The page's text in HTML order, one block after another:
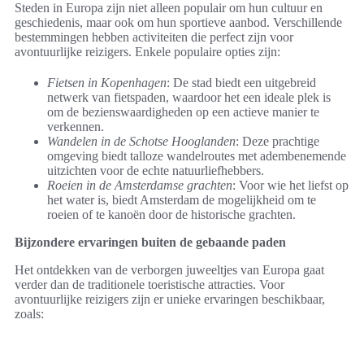
Steden in Europa zijn niet alleen populair om hun cultuur en
geschiedenis, maar ook om hun sportieve aanbod. Verschillende
bestemmingen hebben activiteiten die perfect zijn voor
avontuurlijke reizigers. Enkele populaire opties zijn:
Fietsen in Kopenhagen: De stad biedt een uitgebreid
netwerk van fietspaden, waardoor het een ideale plek is
om de bezienswaardigheden op een actieve manier te
verkennen.
Wandelen in de Schotse Hooglanden: Deze prachtige
omgeving biedt talloze wandelroutes met adembenemende
uitzichten voor de echte natuurliefhebbers.
Roeien in de Amsterdamse grachten: Voor wie het liefst op
het water is, biedt Amsterdam de mogelijkheid om te
roeien of te kanoën door de historische grachten.
Bijzondere ervaringen buiten de gebaande paden
Het ontdekken van de verborgen juweeltjes van Europa gaat
verder dan de traditionele toeristische attracties. Voor
avontuurlijke reizigers zijn er unieke ervaringen beschikbaar,
zoals: